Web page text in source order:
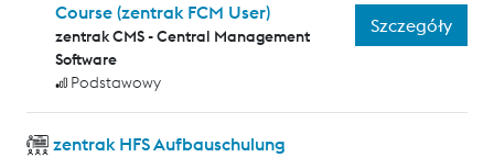
Course (zentrak FCM User)
zentrak CMS - Central Management
Software
Podstawowy
Szczegóły
zentrak HFS Aufbauschulung